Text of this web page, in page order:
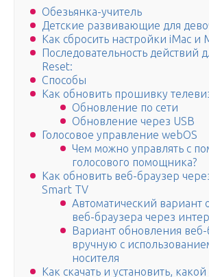
Обезьянка-учитель
Детские развивающие для
Как сбросить настройки iMac и
Последовательность действий
Reset:
Способы
Как обновить прошивку
Обновление по сети
Обновление через USB
Голосовое управление webOS
Чем можно управлять с
голосового помощника?
Как обновить веб-браузер
Smart TV
Автоматический вариант
веб-браузера через
Вариант обновления веб-
вручную с
носителя
Как скачать и установить,